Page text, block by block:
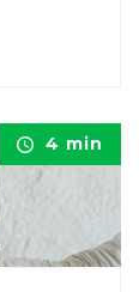
4 min